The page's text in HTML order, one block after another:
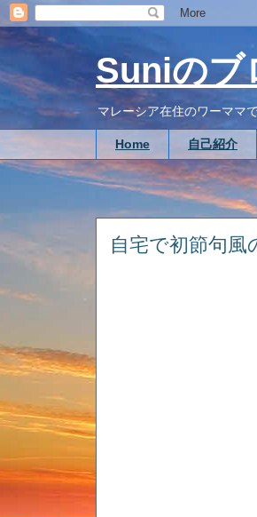
Suniのブ
マレーシア在住のワーママ
Home 自己紹介
自宅で初節句風